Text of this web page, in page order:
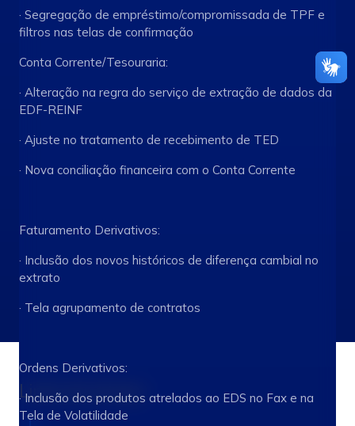
· Segregação de empréstimo/compromissada de TPF e
filtros nas telas de confirmação
Conta Corrente/Tesouraria:
· Alteração na regra do serviço de extração de dados da
EDF-REINF
· Ajuste no tratamento de recebimento de TED
· Nova conciliação financeira com o Conta Corrente
Faturamento Derivativos:
· Inclusão dos novos históricos de diferença cambial no
extrato
· Tela agrupamento de contratos
Ordens Derivativos:
· Inclusão dos produtos atrelados ao EDS no Fax e na
Tela de Volatilidade
Linha do tempo